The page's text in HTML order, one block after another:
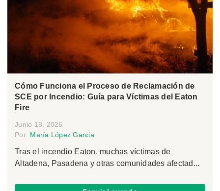
Cómo Funciona el Proceso de Reclamación de
SCE por Incendio: Guía para Víctimas del Eaton
Fire
Junio 18, 2026
Por: María López Garcia
Tras el incendio Eaton, muchas víctimas de
Altadena, Pasadena y otras comunidades afectad...